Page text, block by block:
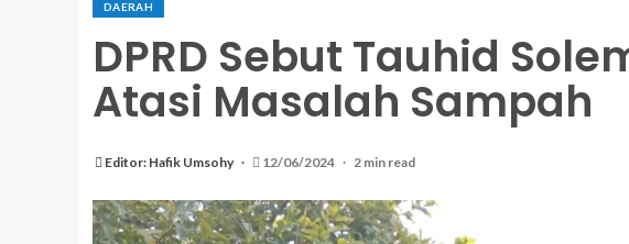
DAERAH
DPRD Sebut Tauhid
Atasi Masalah Sampah
Editor: Hafik Umsohy 12/06/2024 2 min read